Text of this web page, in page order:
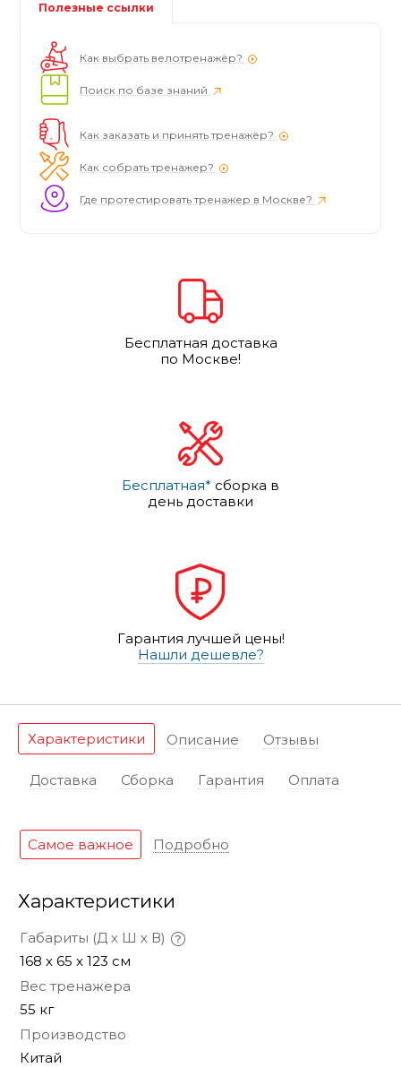
Полезные ссылки
Как выбрать велотренажёр?
Поиск по базе знаний
Как заказать и принять тренажёр?
Как собрать тренажер?
Где протестировать тренажер в Москве?
Бесплатная доставка
по Москве!
Бесплатная* сборка в
день доставки
Гарантия лучшей цены!
Нашли дешевле?
Характеристики Описание Отзывы
Доставка Сборка Гарантия Оплата
Самое важное Подробно
Характеристики
Габариты (Д х Ш х В)
168 x 65 x 123 см
Вес тренажера
55 кг
Производство
Китай